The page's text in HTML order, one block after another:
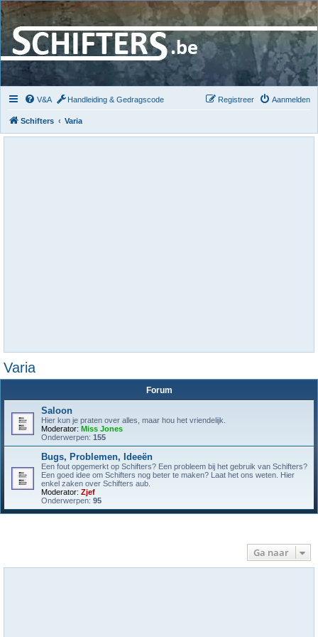
V&A Handleiding & Gedragscode Aanmelden
Registreer
Schifters Varia
Varia
Forum
Saloon
Hier kun je praten over alles, maar hou het vriendelijk.
Moderator: Miss Jones
Onderwerpen: 155
Bugs, Problemen, Ideeën
Een fout opgemerkt op Schifters? Een probleem bij het gebruik van Schifters?
Een goed idee om Schifters nog beter te maken? Laat het ons weten. Hier
enkel zaken over Schifters aub.
Moderator: Zjef
Onderwerpen: 95
Ga naar